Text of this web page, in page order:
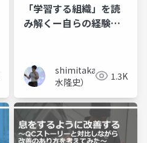
「学習する組織」を読
み解くー自らの経験と
shimitaka（清
水隆史）
1.3K